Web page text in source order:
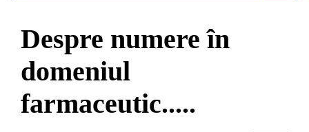
Despre numere în
domeniul
farmaceutic.....